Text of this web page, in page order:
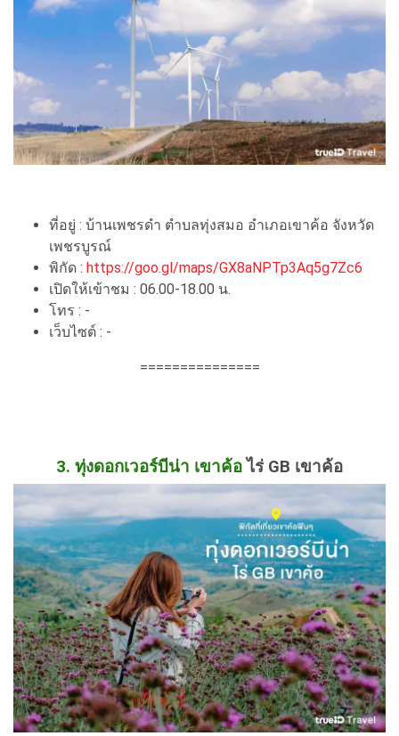
ที่อยู่ : บ้านเพชรดำ ตำบลทุ่งสมอ อำเภอเขาค้อ จังหวัด
เพชรบูรณ์
พิกัด : https://goo.gl/maps/GX8aNPTp3Aq5g7Zc6
เปิดให้เข้าชม : 06.00-18.00 น.
โทร : -
เว็บไซต์ : -
===============
3. ทุ่งดอกเวอร์บีน่า เขาค้อไร่ GB เขาค้อ